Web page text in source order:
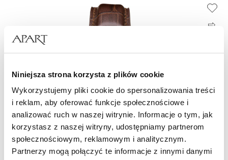
Niniejsza strona korzysta z plików cookie
Wykorzystujemy pliki cookie do spersonalizowania treści
i reklam, aby oferować funkcje społecznościowe i
analizować ruch w naszej witrynie. Informacje o tym, jak
korzystasz z naszej witryny, udostępniamy partnerom
społecznościowym, reklamowym i analitycznym.
Partnerzy mogą połączyć te informacje z innymi danymi